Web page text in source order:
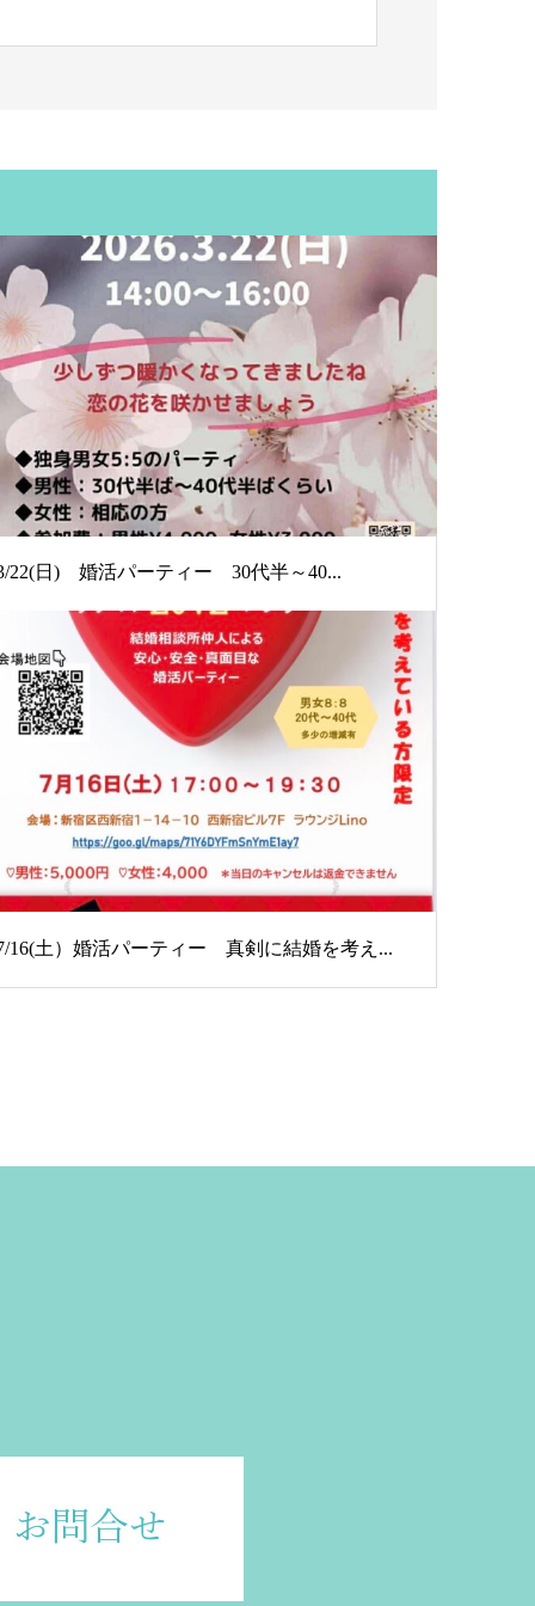
22(日) 婚活パーティー 30代半～40...
16(土）婚活パーティー 真剣に結婚を考え...